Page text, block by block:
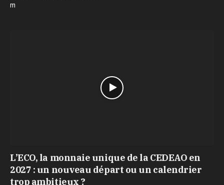
m
L’ECO, la monnaie unique de la CEDEAO en
2027 : un nouveau départ ou un calendrier
trop ambitieux ?